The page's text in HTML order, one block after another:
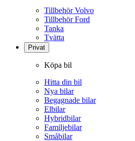
Tillbehör Volvo
Tillbehör Ford
Tanka
Tvätta
Privat
Köpa bil
Hitta din bil
Nya bilar
Begagnade bilar
Elbilar
Hybridbilar
Familjebilar
Småbilar